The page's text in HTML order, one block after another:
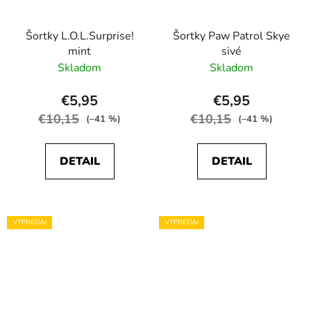
Šortky L.O.L.Surprise!
mint
Skladom
€5,95
€10,15 (–41 %)
DETAIL
Šortky Paw Patrol Skye
sivé
Skladom
€5,95
€10,15 (–41 %)
DETAIL
VÝPREDAJ VÝPREDAJ